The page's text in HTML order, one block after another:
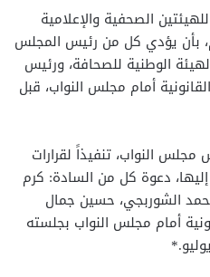
الصحفية والإعلامية
بأن يؤدي كل من رئيس المجلس
الوطنية للصحافة، ورئيس
أمام مجلس النواب، قبل
النواب، تنفيذاً لقرارات
دعوة كل من السادة: كرم
الشوربجي، حسين جمال
أمام مجلس النواب بجلسته